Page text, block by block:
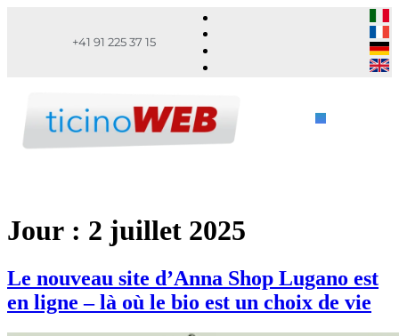
+41 91 225 37 15
Jour : 2 juillet 2025
Le nouveau site d’Anna Shop Lugano est
en ligne – là où le bio est un choix de vie